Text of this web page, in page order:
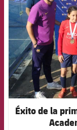
Éxito de la